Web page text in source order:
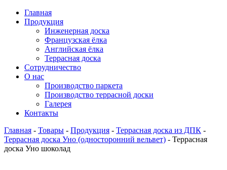
Главная
Продукция
Инженерная доска
Французская ёлка
Английская ёлка
Террасная доска
Сотрудничество
О нас
Производство паркета
Производство террасной доски
Галерея
Контакты
Главная - Товары - Продукция - Террасная доска из ДПК -
Террасная доска Уно (односторонний вельвет) - Террасная
доска Уно шоколад